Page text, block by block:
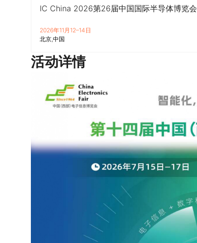
IC China 2026第26届中国国际半导体博览会
2026年11月12–14日
北京 中国
活动详情